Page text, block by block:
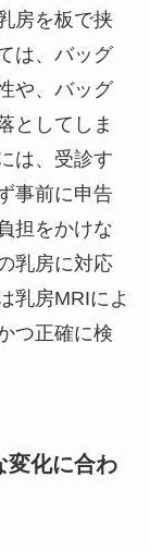
房を板で挟
は、バッグ
や、バッグ
としてしま
は、受診す
事前に申告
担をかけな
乳房に対応
乳房MRIによ
つ正確に検
変化に合わ